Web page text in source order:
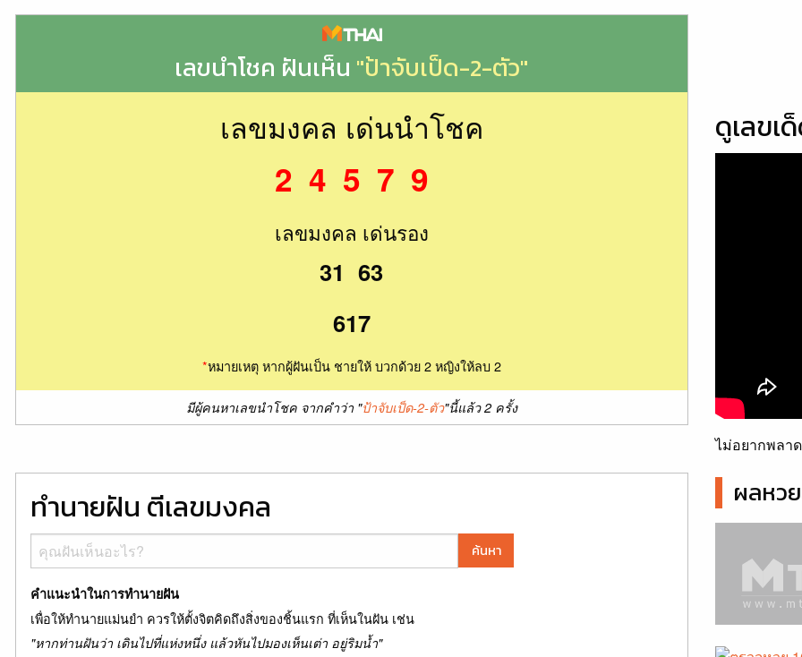
เลขนำโชค ฝันเห็น "ป้าจับเป็ด-2-ตัว"
เลขมงคล เด่นนำโชค
2 4 5 7 9
เลขมงคล เด่นรอง
31 63
617
*หมายเหตุ หากผู้ฝันเป็น ชายให้ บวกด้วย 2 หญิงให้ลบ 2
มีผู้คนหาเลขนำโชค จากคำว่า "ป้าจับเป็ด-2-ตัว"นี้แล้ว 2 ครั้ง
ทำนายฝัน ตีเลขมงคล
ค้นหา
คำแนะนำในการทำนายฝัน
เพื่อให้ทำนายแม่นยำ ควรให้ตั้งจิตคิดถึงสิ่งของชิ้นแรก ที่เห็นในฝัน เช่น
"หากท่านฝันว่า เดินไปที่แห่งหนึ่ง แล้วหันไปมองเห็นเต่า อยู่ริมน้ำ"
ดูเลขเ
ไม่อยากพลา
ผลหว